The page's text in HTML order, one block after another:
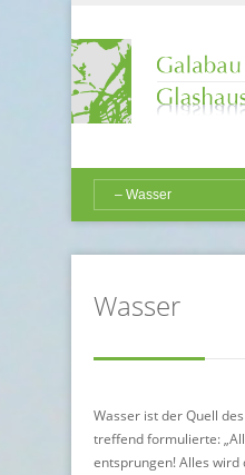
Wasser
Wasser ist der Quell
treffend formulierte:
entsprungen! Alles wird